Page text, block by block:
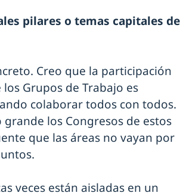
pilares o temas capitales de
Creo que la participación
Grupos de Trabajo es
colaborar todos con todos.
los Congresos de estos
que las áreas no vayan por
veces están aisladas en un